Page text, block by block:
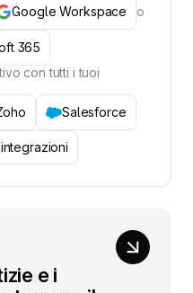
Google Workspace o
365
con tutti i tuoi
Salesforce
e i